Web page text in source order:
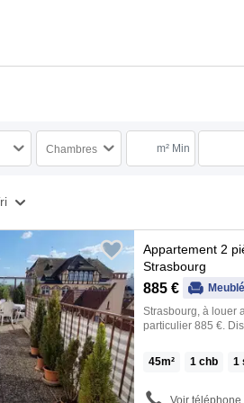
Chambres m² Min
885 € Meublé
Appartement 2
Strasbourg
Strasbourg, à louer
particulier 885 €.
équipée- Proximité
commerceCe
ET toutes les
45m² 1chb 1
Voir téléphone